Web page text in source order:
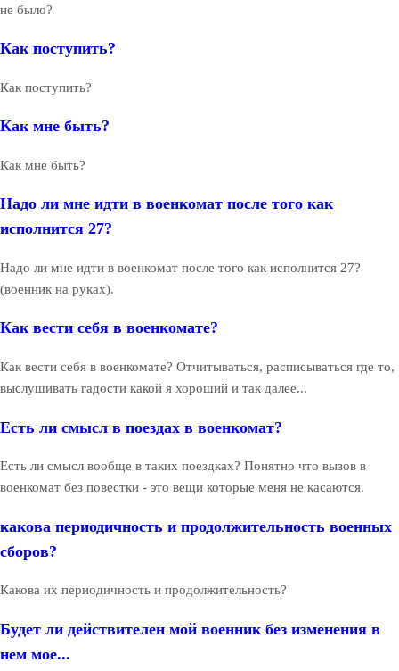
не было?
Как поступить?
Как поступить?
Как мне быть?
Как мне быть?
Надо ли мне идти в военкомат после того как
исполнится 27?
Надо ли мне идти в военкомат после того как исполнится 27?
(военник на руках).
Как вести себя в военкомате?
Как вести себя в военкомате? Отчитываться, расписываться где то,
выслушивать гадости какой я хороший и так далее...
Есть ли смысл в поездах в военкомат?
Есть ли смысл вообще в таких поездках? Понятно что вызов в
военкомат без повестки - это вещи которые меня не касаются.
какова периодичность и продолжительность военных
сборов?
Какова их периодичность и продолжительность?
Будет ли действителен мой военник без изменения в
нем мое...